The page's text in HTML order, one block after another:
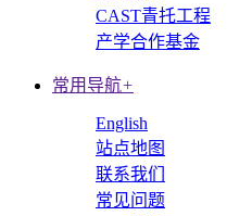
CAST青托工程
产学合作基金
常用导航+
English
站点地图
联系我们
常见问题